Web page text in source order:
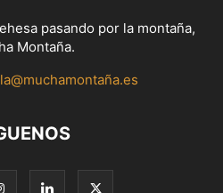
pasando por la montaña,
Montaña.